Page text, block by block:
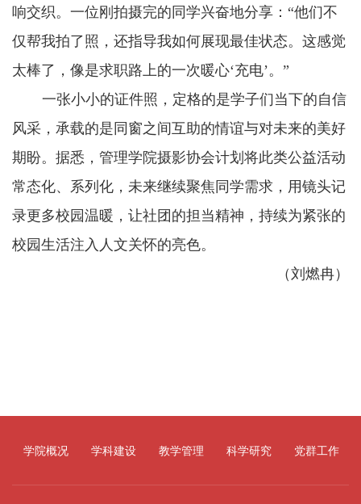
响交织。一位刚拍摄完的同学兴奋地分享：“他们不
仅帮我拍了照，还指导我如何展现最佳状态。这感觉
太棒了，像是求职路上的一次暖心‘充电’。”
一张小小的证件照，定格的是学子们当下的自信
风采，承载的是同窗之间互助的情谊与对未来的美好
期盼。据悉，管理学院摄影协会计划将此类公益活动
常态化、系列化，未来继续聚焦同学需求，用镜头记
录更多校园温暖，让社团的担当精神，持续为紧张的
校园生活注入人文关怀的亮色。
（刘燃冉）
学院概况 学科建设 教学管理 科学研究 党群工作